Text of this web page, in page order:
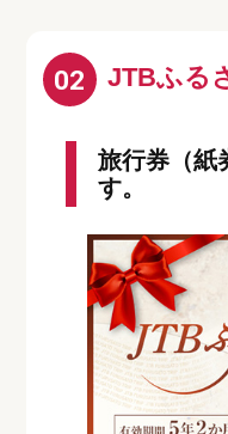
02 JTBふる
旅行券（紙
す。